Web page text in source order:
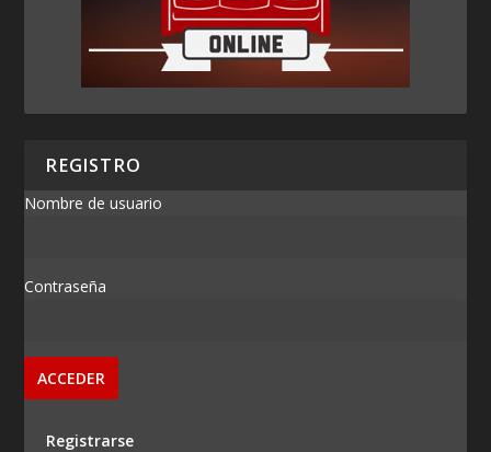
REGISTRO
Nombre de usuario
Contraseña
Registrarse